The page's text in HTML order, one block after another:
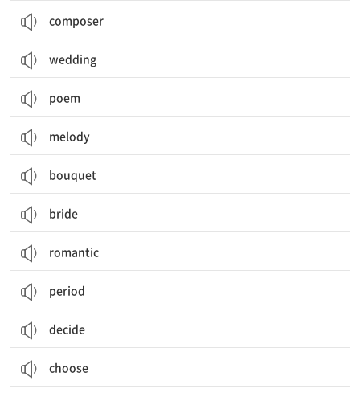
composer
wedding
poem
melody
bouquet
bride
romantic
period
decide
choose